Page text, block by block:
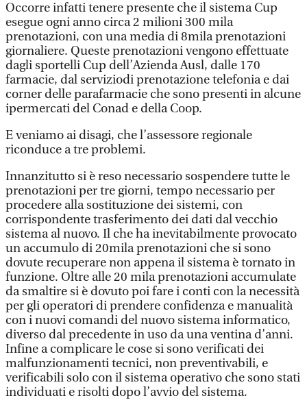
Occorre infatti tenere presente che il sistema Cup
esegue ogni anno circa 2 milioni 300 mila
prenotazioni, con una media di 8mila prenotazioni
giornaliere. Queste prenotazioni vengono effettuate
dagli sportelli Cup dell’Azienda Ausl, dalle 170
farmacie, dal serviziodi prenotazione telefonia e dai
corner delle parafarmacie che sono presenti in alcune
ipermercati del Conad e della Coop.
E veniamo ai disagi, che l’assessore regionale
riconduce a tre problemi.
Innanzitutto si è reso necessario sospendere tutte le
prenotazioni per tre giorni, tempo necessario per
procedere alla sostituzione dei sistemi, con
corrispondente trasferimento dei dati dal vecchio
sistema al nuovo. Il che ha inevitabilmente provocato
un accumulo di 20mila prenotazioni che si sono
dovute recuperare non appena il sistema è tornato in
funzione. Oltre alle 20 mila prenotazioni accumulate
da smaltire si è dovuto poi fare i conti con la necessità
per gli operatori di prendere confidenza e manualità
con i nuovi comandi del nuovo sistema informatico,
diverso dal precedente in uso da una ventina d’anni.
Infine a complicare le cose si sono verificati dei
malfunzionamenti tecnici, non preventivabili, e
verificabili solo con il sistema operativo che sono stati
individuati e risolti dopo l’avvio del sistema.